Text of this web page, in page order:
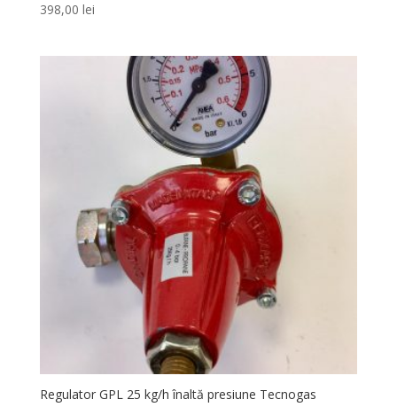
398,00 lei
Regulator GPL 25 kg/h înaltă presiune Tecnogas